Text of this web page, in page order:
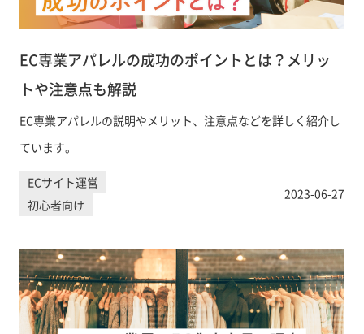
EC専業アパレルの成功のポイントとは？メリッ
トや注意点も解説
EC専業アパレルの説明やメリット、注意点などを詳しく紹介し
ています。
ECサイト運営
初心者向け
2023-06-27